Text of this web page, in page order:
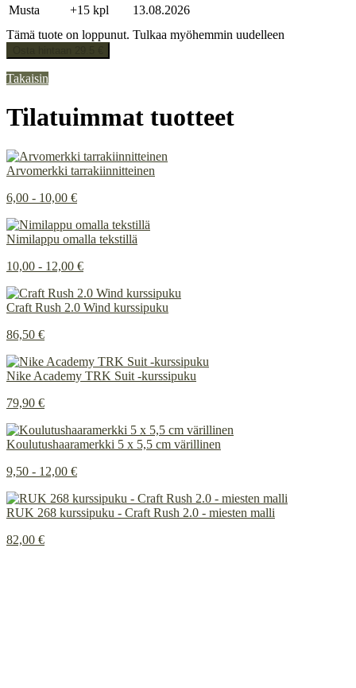
Musta
+15 kpl
13.08.2026
Tämä tuote on loppunut. Tulkaa myöhemmin uudelleen
Takaisin
Tilatuimmat tuotteet
Arvomerkki tarrakiinnitteinen
6,00 - 10,00 €
Nimilappu omalla tekstillä
10,00 - 12,00 €
Craft Rush 2.0 Wind kurssipuku
86,50 €
Nike Academy TRK Suit -kurssipuku
79,90 €
Koulutushaaramerkki 5 x 5,5 cm värillinen
9,50 - 12,00 €
RUK 268 kurssipuku - Craft Rush 2.0 - miesten malli
82,00 €